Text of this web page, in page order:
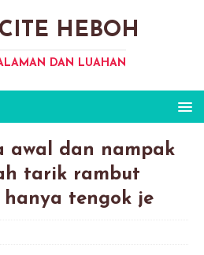
HEBOH
DAN LUAHAN
awal dan nampak
tarik rambut
tengok je